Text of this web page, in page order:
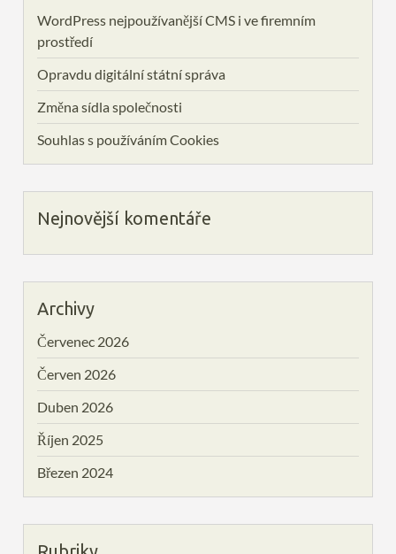
WordPress nejpoužívanější CMS i ve firemním
prostředí
Opravdu digitální státní správa
Změna sídla společnosti
Souhlas s používáním Cookies
Nejnovější komentáře
Archivy
Červenec 2026
Červen 2026
Duben 2026
Říjen 2025
Březen 2024